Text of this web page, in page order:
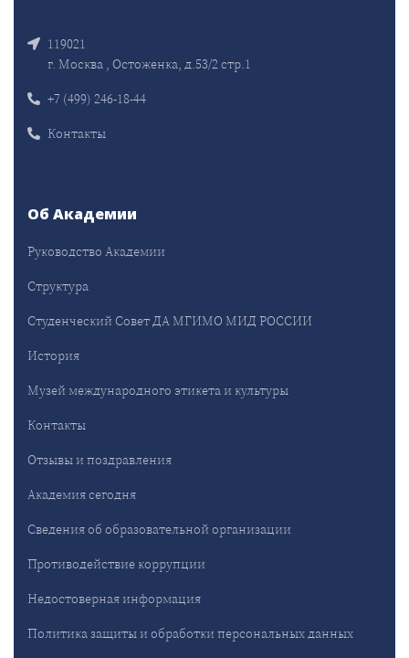
119021
г. Москва , Остоженка, д.53/2 стр.1
+7 (499) 246-18-44
Контакты
Об Академии
Руководство Академии
Структура
Студенческий Совет ДА МГИМО МИД РОССИИ
История
Музей международного этикета и культуры
Контакты
Отзывы и поздравления
Академия сегодня
Сведения об образовательной организации
Противодействие коррупции
Недостоверная информация
Политика защиты и обработки персональных данных